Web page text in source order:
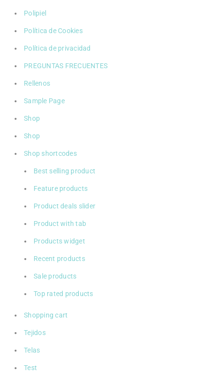
Polipiel
Política de Cookies
Política de privacidad
PREGUNTAS FRECUENTES
Rellenos
Sample Page
Shop
Shop
Shop shortcodes
Best selling product
Feature products
Product deals slider
Product with tab
Products widget
Recent products
Sale products
Top rated products
Shopping cart
Tejidos
Telas
Test